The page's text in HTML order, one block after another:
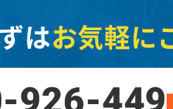
はお気軽に